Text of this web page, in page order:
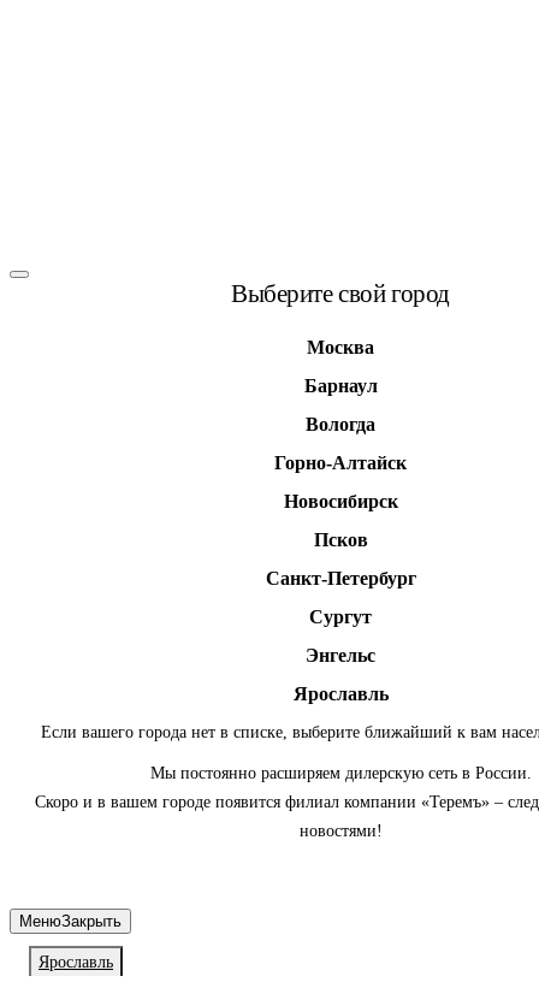
Выберите свой город
Москва
Барнаул
Вологда
Горно-Алтайск
Новосибирск
Псков
Санкт-Петербург
Сургут
Энгельс
Ярославль
Если вашего города нет в списке, выберите ближайший к вам
Мы постоянно расширяем дилерскую сеть в России.
Скоро и в вашем городе появится филиал компании «Теремъ» –
новостями!
Ярославль
МенюЗакрыть